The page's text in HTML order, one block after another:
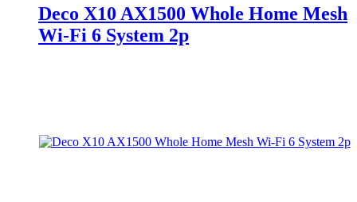
Deco X10 AX1500 Whole Home Mesh
Wi-Fi 6 System 2p